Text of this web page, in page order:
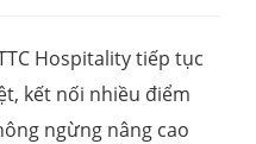
Hospitality tiếp tục
kết nối nhiều điểm
ngừng nâng cao